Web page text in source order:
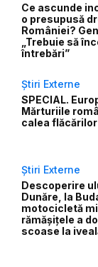
Ce ascunde
o presupusă
României?
„Trebuie să
întrebări”
Știri Externe
SPECIAL.
Mărturiile
calea flăcărilor
Știri Externe
Descoperire
Dunăre, la
motocicletă
rămășițele a
scoase la